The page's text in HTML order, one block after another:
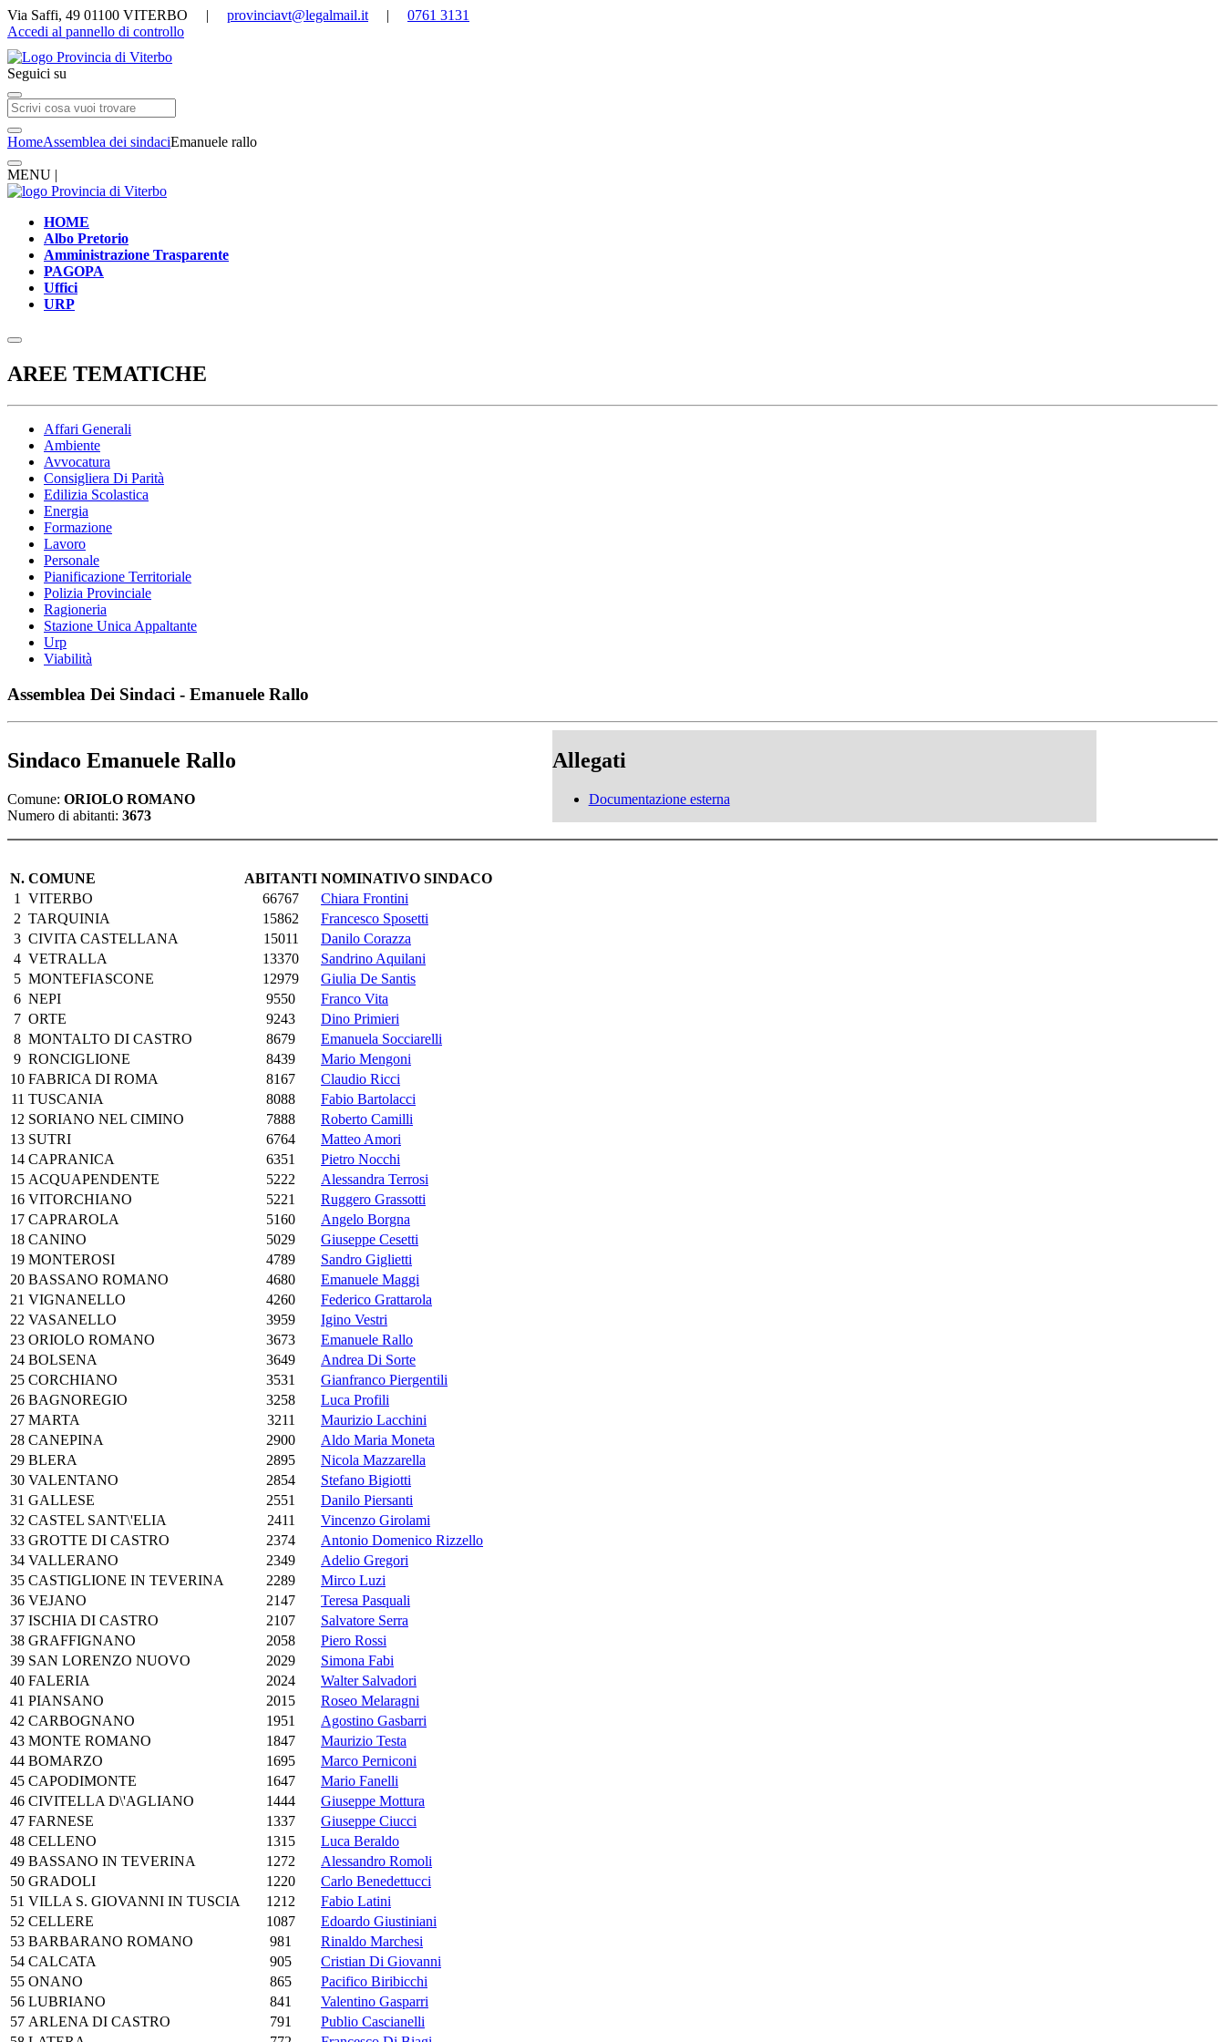
Via Saffi, 49 01100 VITERBO | provinciavt@legalmail.it | 0761 3131
Accedi al pannello di controllo
Seguici su
HomeAssemblea dei sindaciEmanuele rallo
MENU |
HOME
Albo Pretorio
Amministrazione Trasparente
PAGOPA
Uffici
URP
AREE TEMATICHE
Affari Generali
Ambiente
Avvocatura
Consigliera Di Parità
Edilizia Scolastica
Energia
Formazione
Lavoro
Personale
Pianificazione Territoriale
Polizia Provinciale
Ragioneria
Stazione Unica Appaltante
Urp
Viabilità
Assemblea Dei Sindaci - Emanuele Rallo
Sindaco Emanuele Rallo
Comune: ORIOLO ROMANO
Numero di abitanti: 3673
Allegati
Documentazione esterna
N. COMUNE ABITANTI NOMINATIVO SINDACO
1
VITERBO 66767
Chiara Frontini
2 TARQUINIA 15862
Francesco Sposetti
3 CIVITA CASTELLANA 15011
Danilo Corazza
4 VETRALLA 13370
Sandrino Aquilani
5 MONTEFIASCONE 12979
Giulia De Santis
6 NEPI 9550
Franco Vita
7 ORTE 9243
Dino Primieri
8 MONTALTO DI CASTRO 8679
Emanuela Socciarelli
9 RONCIGLIONE 8439
Mario Mengoni
10 FABRICA DI ROMA 8167
Claudio Ricci
11 TUSCANIA 8088
Fabio Bartolacci
12 SORIANO NEL CIMINO 7888
Roberto Camilli
13 SUTRI 6764
Matteo Amori
14 CAPRANICA 6351
Pietro Nocchi
15 ACQUAPENDENTE 5222
Alessandra Terrosi
16 VITORCHIANO 5221
Ruggero Grassotti
17 CAPRAROLA 5160
Angelo Borgna
18 CANINO 5029
Giuseppe Cesetti
19 MONTEROSI 4789
Sandro Giglietti
20 BASSANO ROMANO 4680
Emanuele Maggi
21 VIGNANELLO 4260
Federico Grattarola
22 VASANELLO 3959
Igino Vestri
23 ORIOLO ROMANO 3673
Emanuele Rallo
24 BOLSENA 3649
Andrea Di Sorte
25 CORCHIANO 3531
Gianfranco Piergentili
26 BAGNOREGIO 3258
Luca Profili
27 MARTA 3211
Maurizio Lacchini
28 CANEPINA 2900
Aldo Maria Moneta
29 BLERA 2895
Nicola Mazzarella
30 VALENTANO 2854
Stefano Bigiotti
31 GALLESE 2551
Danilo Piersanti
32 CASTEL SANT\'ELIA 2411
Vincenzo Girolami
33 GROTTE DI CASTRO 2374
Antonio Domenico Rizzello
34 VALLERANO 2349
Adelio Gregori
35 CASTIGLIONE IN TEVERINA 2289
Mirco Luzi
36 VEJANO 2147
Teresa Pasquali
37 ISCHIA DI CASTRO 2107
Salvatore Serra
38 GRAFFIGNANO 2058
Piero Rossi
39 SAN LORENZO NUOVO 2029
Simona Fabi
40 FALERIA 2024
Walter Salvadori
41 PIANSANO 2015
Roseo Melaragni
42 CARBOGNANO 1951
Agostino Gasbarri
43 MONTE ROMANO 1847
Maurizio Testa
44 BOMARZO 1695
Marco Perniconi
45 CAPODIMONTE 1647
Mario Fanelli
46 CIVITELLA D\'AGLIANO 1444
Giuseppe Mottura
47 FARNESE 1337
Giuseppe Ciucci
48 CELLENO 1315
Luca Beraldo
49 BASSANO IN TEVERINA 1272
Alessandro Romoli
50 GRADOLI 1220
Carlo Benedettucci
51 VILLA S. GIOVANNI IN TUSCIA 1212
Fabio Latini
52 CELLERE 1087
Edoardo Giustiniani
53 BARBARANO ROMANO 981
Rinaldo Marchesi
54 CALCATA 905
Cristian Di Giovanni
55 ONANO 865
Pacifico Biribicchi
56 LUBRIANO 841
Valentino Gasparri
57 ARLENA DI CASTRO 791
Publio Cascianelli